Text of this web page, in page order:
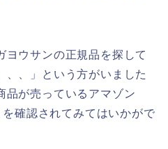
ヨウサンの正規品を探して
、、」という方がいました
品が売っているアマゾン
を確認されてみてはいかがで